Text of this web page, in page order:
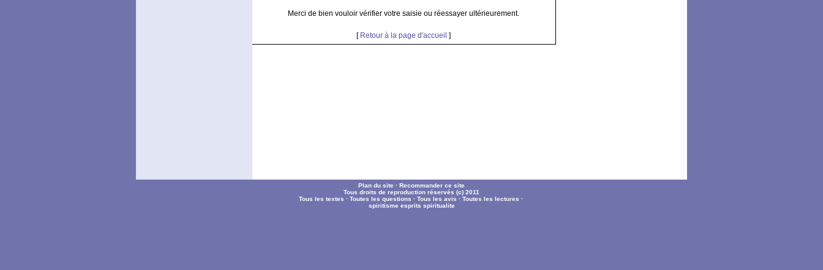
Merci de bien vouloir vérifier votre saisie ou réessayer ultérieurement.
[ Retour à la page d'accueil ]
Plan du site · Recommander ce site
Tous droits de reproduction réservés (c) 2011
Tous les textes · Toutes les questions · Tous les avis · Toutes les lectures ·
spiritisme esprits spiritualite